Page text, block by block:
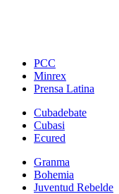
PCC
Minrex
Prensa Latina
Cubadebate
Cubasi
Ecured
Granma
Bohemia
Juventud Rebelde